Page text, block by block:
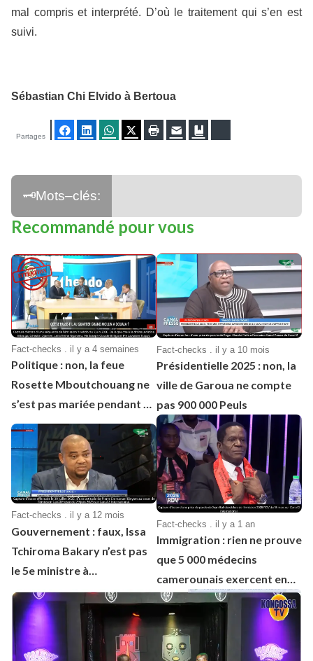
mal compris et interprété. D’où le traitement qui s’en est
suivi.
Sébastian Chi Elvido à Bertoua
FacebookLinkedInWhatsApp
TwitterImprimer
E-mail
Partages
Recommandé pour vous
Fact-checks . il y a 4 semaines
Politique : non, la feue
Rosette Mboutchouang ne
s’est pas mariée pendant sa
mandature
Fact-checks . il y a 10 mois
Présidentielle 2025 : non, la
ville de Garoua ne compte
pas 900 000 Peuls
Fact-checks . il y a 12 mois
Gouvernement : faux, Issa
Tchiroma Bakary n’est pas
le 5e ministre à
démissionner depuis 1982
Fact-checks . il y a 1 an
Immigration : rien ne prouve
que 5 000 médecins
camerounais exercent en
France